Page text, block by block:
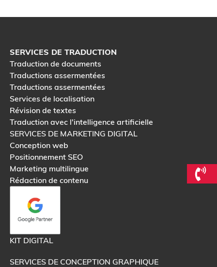
SERVICES DE TRADUCTION
Traduction de documents
Traductions assermentées
Traductions assermentées
Services de localisation
Révision de textes
Traduction avec l'intelligence artificielle
SERVICES DE MARKETING DIGITAL
Conception web
Positionnement SEO
Marketing multilingue
Rédaction de contenu
KIT DIGITAL
SERVICES DE CONCEPTION GRAPHIQUE